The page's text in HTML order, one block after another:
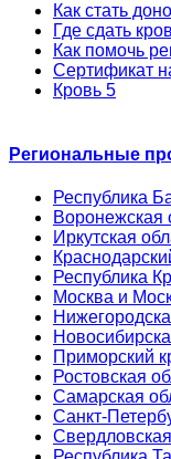
Как стать
Где сдать
Как помочь
Сертификат
Кровь 5
Региональные
Республика
Воронежская
Иркутская
Республика
Москва и
Приморский
Ростовская
Самарская
Санкт-